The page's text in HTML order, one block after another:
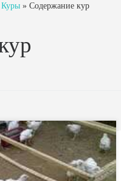
Куры » Содержание кур
задача птицеводства
птицы
продуктов (яиц, мяса,